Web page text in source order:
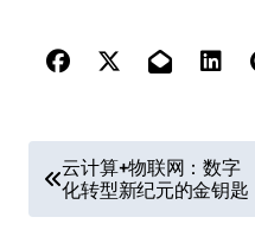
章
云计算+物联网：数字
化转型新纪元的金钥匙